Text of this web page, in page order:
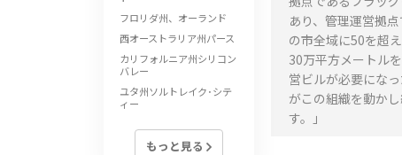
あり、管理運営拠
の市全域に50を超
30万平方メートル
営ビルが必要にな
がこの組織を動か
す。」
フロリダ州、オーランド
西オーストラリア州パース
カリフォルニア州シリコン
バレー
ユタ州ソルトレイク･シテ
ィー
もっと見る